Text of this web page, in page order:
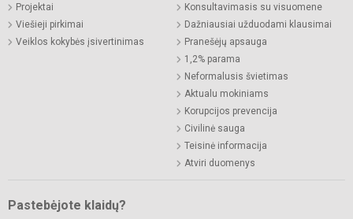
Projektai
Viešieji pirkimai
Veiklos kokybės įsivertinimas
Konsultavimasis su visuomene
Dažniausiai užduodami klausimai
Pranešėjų apsauga
1,2% parama
Neformalusis švietimas
Aktualu mokiniams
Korupcijos prevencija
Civilinė sauga
Teisinė informacija
Atviri duomenys
Pastebėjote klaidų?